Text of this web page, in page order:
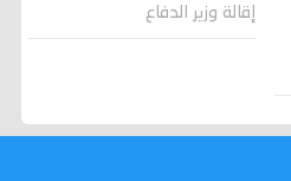
إقالة وزير الدفاع